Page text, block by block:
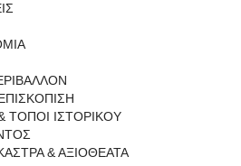
ΤΟΠΟΙ ΙΣΤΟΡΙΚΟΥ
& ΑΞΙΟΘΕΑΤΑ